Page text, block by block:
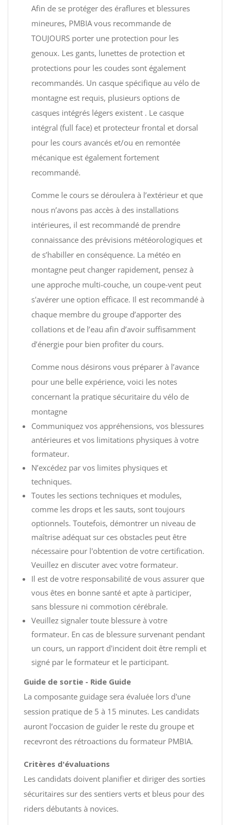
Afin de se protéger des éraflures et blessures
mineures, PMBIA vous recommande de
TOUJOURS porter une protection pour les
genoux. Les gants, lunettes de protection et
protections pour les coudes sont également
recommandés. Un casque spécifique au vélo de
montagne est requis, plusieurs options de
casques intégrés légers existent . Le casque
intégral (full face) et protecteur frontal et dorsal
pour les cours avancés et/ou en remontée
mécanique est également fortement
recommandé.
Comme le cours se déroulera à l’extérieur et que
nous n’avons pas accès à des installations
intérieures, il est recommandé de prendre
connaissance des prévisions météorologiques et
de s’habiller en conséquence. La météo en
montagne peut changer rapidement, pensez à
une approche multi-couche, un coupe-vent peut
s'avérer une option efficace. Il est recommandé à
chaque membre du groupe d’apporter des
collations et de l’eau afin d’avoir suffisamment
d’énergie pour bien profiter du cours.
Comme nous désirons vous préparer à l’avance
pour une belle expérience, voici les notes
concernant la pratique sécuritaire du vélo de
montagne
Communiquez vos appréhensions, vos blessures
antérieures et vos limitations physiques à votre
formateur.
N’excédez par vos limites physiques et
techniques.
Toutes les sections techniques et modules,
comme les drops et les sauts, sont toujours
optionnels. Toutefois, démontrer un niveau de
maîtrise adéquat sur ces obstacles peut être
nécessaire pour l'obtention de votre certification.
Veuillez en discuter avec votre formateur.
Il est de votre responsabilité de vous assurer que
vous êtes en bonne santé et apte à participer,
sans blessure ni commotion cérébrale.
Veuillez signaler toute blessure à votre
formateur. En cas de blessure survenant pendant
un cours, un rapport d'incident doit être rempli et
signé par le formateur et le participant.
Guide de sortie - Ride Guide
La composante guidage sera évaluée lors d'une
session pratique de 5 à 15 minutes. Les candidats
auront l’occasion de guider le reste du groupe et
recevront des rétroactions du formateur PMBIA.
Critères d'évaluations
Les candidats doivent planifier et diriger des sorties
sécuritaires sur des sentiers verts et bleus pour des
riders débutants à novices.